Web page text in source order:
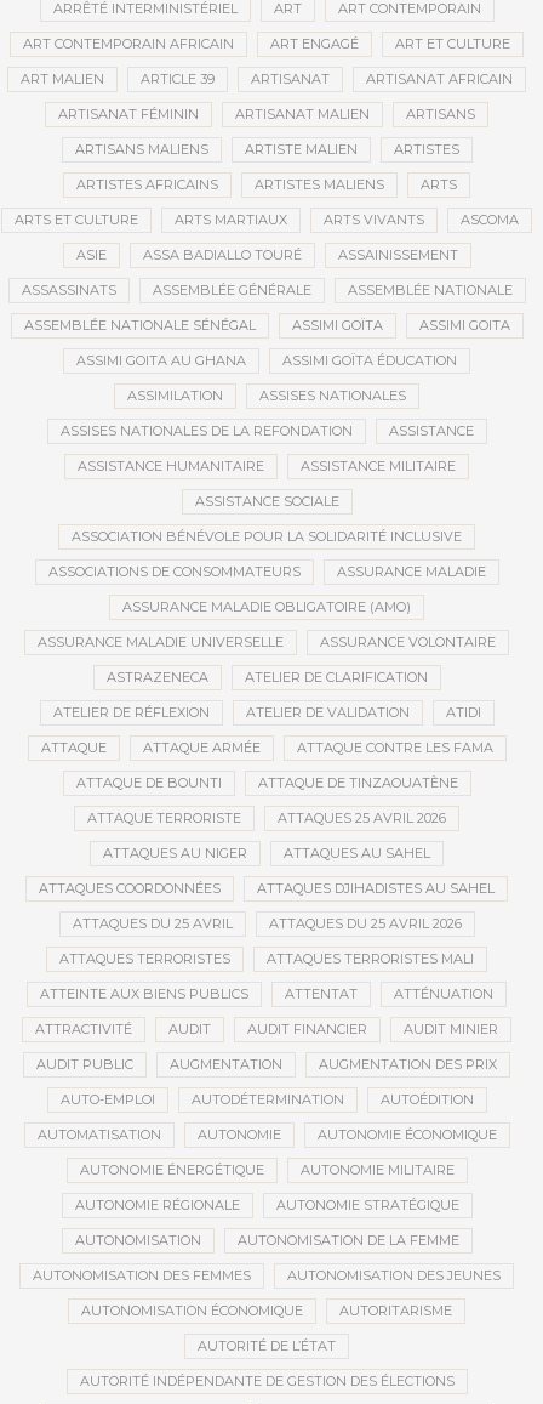
ARRÊTÉ INTERMINISTÉRIEL ART ART CONTEMPORAIN
ART CONTEMPORAIN AFRICAIN ART ENGAGÉ ART ET CULTURE
ART MALIEN ARTICLE 39 ARTISANAT ARTISANAT AFRICAIN
ARTISANAT FÉMININ ARTISANAT MALIEN ARTISANS
ARTISANS MALIENS ARTISTE MALIEN ARTISTES
ARTISTES AFRICAINS ARTISTES MALIENS ARTS
ARTS ET CULTURE ARTS MARTIAUX ARTS VIVANTS ASCOMA
ASIE ASSA BADIALLO TOURÉ ASSAINISSEMENT
ASSASSINATS ASSEMBLÉE GÉNÉRALE ASSEMBLÉE NATIONALE
ASSEMBLÉE NATIONALE SÉNÉGAL ASSIMI GOÏTA ASSIMI GOITA
ASSIMI GOITA AU GHANA ASSIMI GOÏTA ÉDUCATION
ASSIMILATION ASSISES NATIONALES
ASSISES NATIONALES DE LA REFONDATION ASSISTANCE
ASSISTANCE HUMANITAIRE ASSISTANCE MILITAIRE
ASSISTANCE SOCIALE
ASSOCIATION BÉNÉVOLE POUR LA SOLIDARITÉ INCLUSIVE
ASSOCIATIONS DE CONSOMMATEURS ASSURANCE MALADIE
ASSURANCE MALADIE OBLIGATOIRE (AMO)
ASSURANCE MALADIE UNIVERSELLE ASSURANCE VOLONTAIRE
ASTRAZENECA ATELIER DE CLARIFICATION
ATELIER DE RÉFLEXION ATELIER DE VALIDATION ATIDI
ATTAQUE ATTAQUE ARMÉE ATTAQUE CONTRE LES FAMA
ATTAQUE DE BOUNTI ATTAQUE DE TINZAOUATÈNE
ATTAQUE TERRORISTE ATTAQUES 25 AVRIL 2026
ATTAQUES AU NIGER ATTAQUES AU SAHEL
ATTAQUES COORDONNÉES ATTAQUES DJIHADISTES AU SAHEL
ATTAQUES DU 25 AVRIL ATTAQUES DU 25 AVRIL 2026
ATTAQUES TERRORISTES ATTAQUES TERRORISTES MALI
ATTEINTE AUX BIENS PUBLICS ATTENTAT ATTÉNUATION
ATTRACTIVITÉ AUDIT AUDIT FINANCIER AUDIT MINIER
AUDIT PUBLIC AUGMENTATION AUGMENTATION DES PRIX
AUTO-EMPLOI AUTODÉTERMINATION AUTOÉDITION
AUTOMATISATION AUTONOMIE AUTONOMIE ÉCONOMIQUE
AUTONOMIE ÉNERGÉTIQUE AUTONOMIE MILITAIRE
AUTONOMIE RÉGIONALE AUTONOMIE STRATÉGIQUE
AUTONOMISATION AUTONOMISATION DE LA FEMME
AUTONOMISATION DES FEMMES AUTONOMISATION DES JEUNES
AUTONOMISATION ÉCONOMIQUE AUTORITARISME
AUTORITÉ DE L’ÉTAT
AUTORITÉ INDÉPENDANTE DE GESTION DES ÉLECTIONS